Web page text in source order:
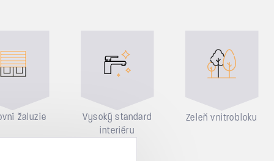
žaluzie
Vysoký standard
interiéru
Zeleň vnitrobloku